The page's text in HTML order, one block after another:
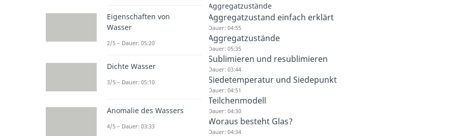
Aggregatzustände
Aggregatzustand einfach erklärt
Dauer: 04:55
Aggregatzustände
Dauer: 05:35
Sublimieren und resublimieren
Dauer: 03:44
Siedetemperatur und Siedepunkt
Dauer: 04:51
Teilchenmodell
Dauer: 04:30
Woraus besteht Glas?
Dauer: 04:34
Eigenschaften von
Wasser
2/5 – Dauer: 05:20
Dichte Wasser
3/5 – Dauer: 05:10
Anomalie des Wassers
4/5 – Dauer: 03:33